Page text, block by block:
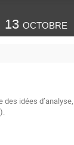
13 octobre
idées